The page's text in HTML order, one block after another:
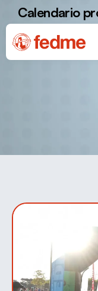
Calendario